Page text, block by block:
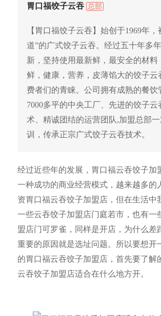
胃口福饺子云吞 总部
【胃口福饺子云吞】始创于1969年，
道”的广式饺子云吞。经过五十年多
新，坚持使用最新鲜，最安全的材料
鲜，健康，营养，皮薄馅大的饺子云
费者们的青睐。公司拥有成熟的餐饮
7000多平的中央工厂、先进的饺子云
术、精诚团结的运营团队,加盟总部
训，传承正宗广式饺子云吞技术。
经过近些年的发展，胃口福云吞饺子加
一种成功的商业经营模式，越来越多的
资胃口福云吞饺子加盟店，但在生活中
一些云吞饺子加盟店门庭若市，也有一
盟店门可罗雀，同样是开店，为什么差
重要的原因就是选址问题。所以要想开
的胃口福云吞饺子加盟店，首先要了解
云吞饺子加盟店适合在什么地方开。